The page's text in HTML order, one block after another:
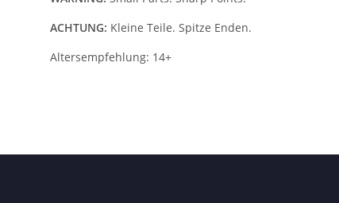
ACHTUNG: Kleine Teile. Spitze Enden.
Altersempfehlung: 14+